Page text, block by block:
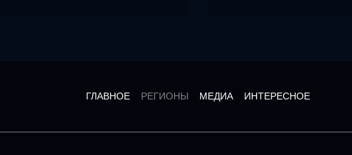
ГЛАВНОЕ РЕГИОНЫ МЕДИА ИНТЕРЕСНОЕ